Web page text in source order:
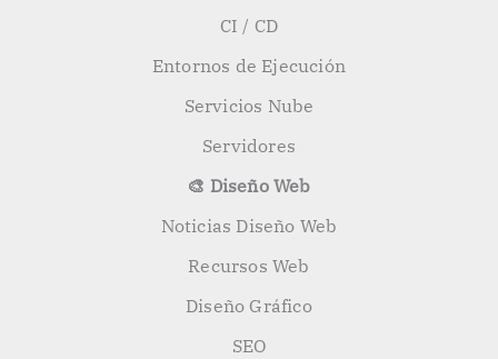
CI / CD
Entornos de Ejecución
Servicios Nube
Servidores
🎨 Diseño Web
Noticias Diseño Web
Recursos Web
Diseño Gráfico
SEO